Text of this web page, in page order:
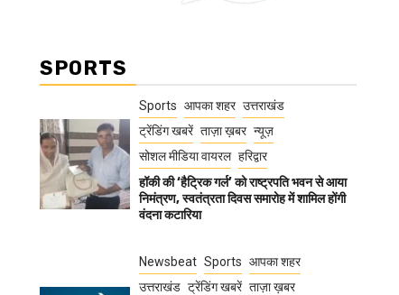
SPORTS
Sports आपका शहर उत्तराखंड
ट्रेंडिंग खबरें ताज़ा ख़बर न्यूज़
सोशल मीडिया वायरल हरिद्वार
हॉकी की ‘हैट्रिक गर्ल’ को राष्ट्रपति भवन से आया
निमंत्रण, स्वतंत्रता दिवस समारोह में शामिल होंगी
वंदना कटारिया
Newsbeat Sports आपका शहर
उत्तराखंड ट्रेंडिंग खबरें ताज़ा ख़बर